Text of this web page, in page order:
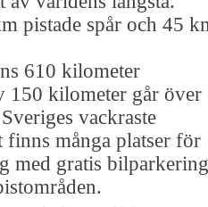
pistade spår och 45
610 kilometer
150 kilometer går över
vackraste
många platser för
med gratis bilparkering